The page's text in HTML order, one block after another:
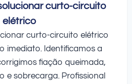
curto-circuito
elétrico
curto-circuito elétrico
imediato. Identificamos a
fiação queimada,
e sobrecarga. Profissional